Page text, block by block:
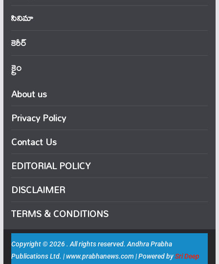
సినిమా
కెరీర్
క్రైం
About us
Privacy Policy
Contact Us
EDITORIAL POLICY
DISCLAIMER
TERMS & CONDITIONS
Copyright © 2026 . All rights reserved. Andhra Prabha
Publications Ltd. | www.prabhanews.com | Powered bySri Deep